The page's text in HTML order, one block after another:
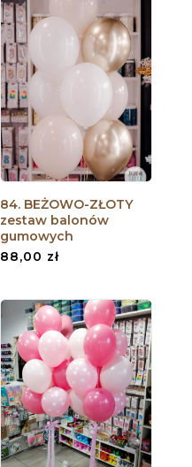
84. BEŻOWO-ZŁOTY
zestaw balonów
gumowych
88,00 zł